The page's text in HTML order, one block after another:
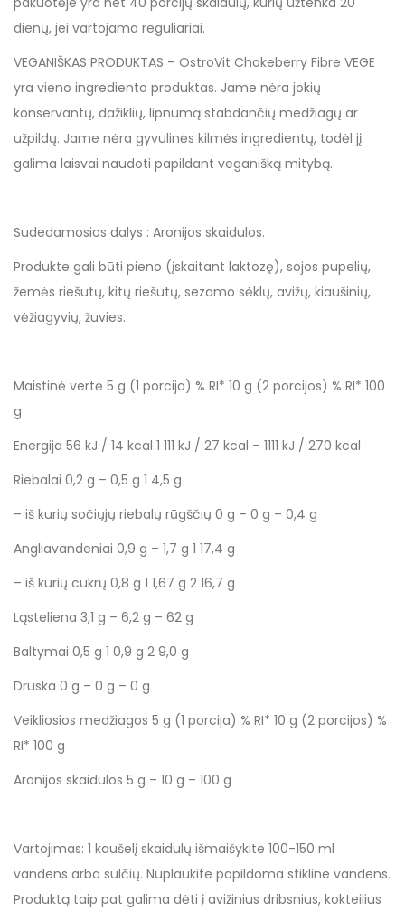
dienų, jei vartojama reguliariai.
VEGANIŠKAS PRODUKTAS – OstroVit Chokeberry Fibre VEGE
yra vieno ingrediento produktas. Jame nėra jokių
konservantų, dažiklių, lipnumą stabdančių medžiagų ar
užpildų. Jame nėra gyvulinės kilmės ingredientų, todėl jį
galima laisvai naudoti papildant veganišką mitybą.
Sudedamosios dalys : Aronijos skaidulos.
Produkte gali būti pieno (įskaitant laktozę), sojos pupelių,
žemės riešutų, kitų riešutų, sezamo sėklų, avižų, kiaušinių,
vėžiagyvių, žuvies.
Maistinė vertė 5 g (1 porcija) % RI* 10 g (2 porcijos) % RI* 100
g
Energija 56 kJ / 14 kcal 1 111 kJ / 27 kcal – 1111 kJ / 270 kcal
Riebalai 0,2 g – 0,5 g 1 4,5 g
– iš kurių sočiųjų riebalų rūgščių 0 g – 0 g – 0,4 g
Angliavandeniai 0,9 g – 1,7 g 1 17,4 g
– iš kurių cukrų 0,8 g 1 1,67 g 2 16,7 g
Ląsteliena 3,1 g – 6,2 g – 62 g
Baltymai 0,5 g 1 0,9 g 2 9,0 g
Druska 0 g – 0 g – 0 g
Veikliosios medžiagos 5 g (1 porcija) % RI* 10 g (2 porcijos) %
RI* 100 g
Aronijos skaidulos 5 g – 10 g – 100 g
Vartojimas: 1 kaušelį skaidulų išmaišykite 100-150 ml
vandens arba sulčių. Nuplaukite papildoma stikline vandens.
Produktą taip pat galima dėti į avižinius dribsnius, kokteilius